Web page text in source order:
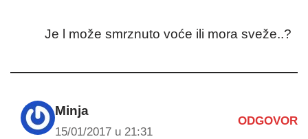
Je l može smrznuto voće ili mora sveže..?
Minja
15/01/2017 u 21:31
ODGOVOR